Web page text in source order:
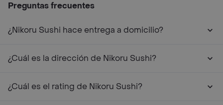
Preguntas frecuentes
¿Nikoru Sushi hace entrega a domicilio?
¿Cuál es la dirección de Nikoru Sushi?
¿Cuál es el rating de Nikoru Sushi?